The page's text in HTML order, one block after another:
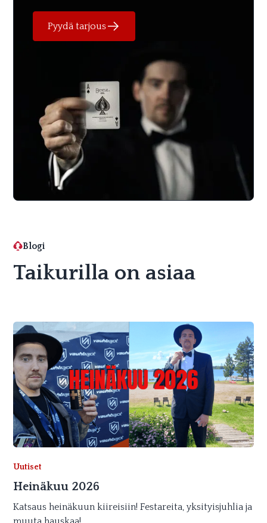
Pyydä tarjous
Blogi
Taikurilla on asiaa
Uutiset
Heinäkuu 2026
Katsaus heinäkuun kiireisiin! Festareita, yksityisjuhlia ja